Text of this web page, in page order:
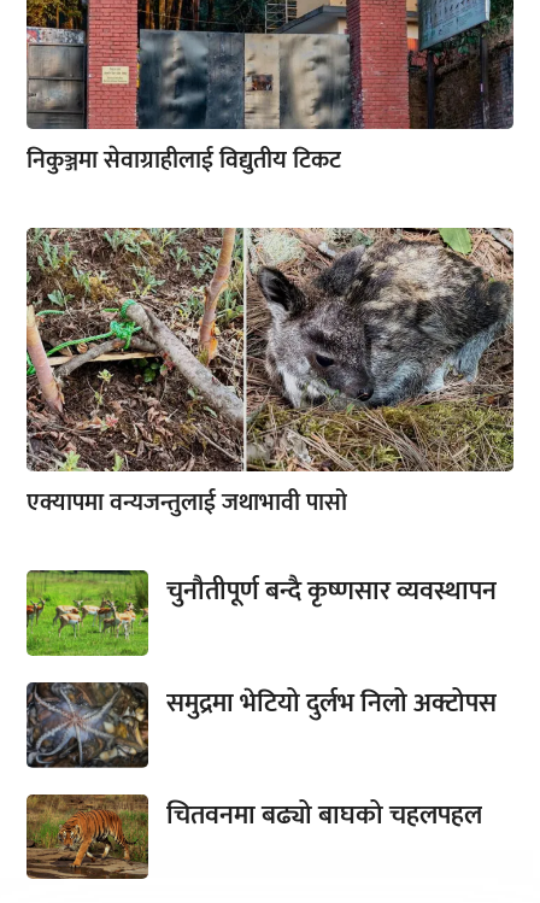
निकुञ्जमा सेवाग्राहीलाई विद्युतीय टिकट
एक्यापमा वन्यजन्तुलाई जथाभावी पासो
चुनौतीपूर्ण बन्दै कृष्णसार व्यवस्थापन
समुद्रमा भेटियो दुर्लभ निलो अक्टोपस
चितवनमा बढ्यो बाघको चहलपहल